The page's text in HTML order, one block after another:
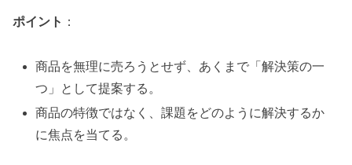
ポイント ：
商品を無理に売ろうとせず、あくまで「解決策の一
つ」として提案する。
商品の特徴ではなく、課題をどのように解決するか
に焦点を当てる。